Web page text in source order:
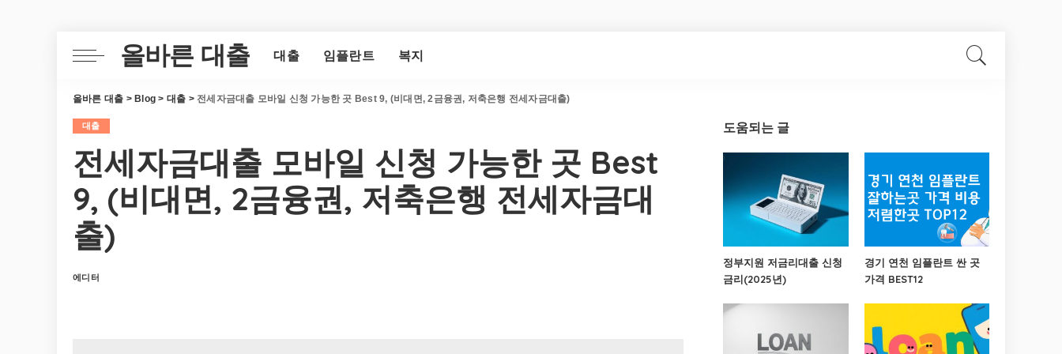
올바른 대출 대출 임플란트 복지
올바른 대출 > Blog > 대출 > 전세자금대출 모바일 신청 가능한 곳 Best 9, (비대면, 2금융권, 저축은행 전세자금대출)
대출
전세자금대출 모바일 신청 가능한 곳 Best
9, (비대면, 2금융권, 저축은행 전세자금대
출)
Posted
에디터
도움되는 글
정부지원 저금리대출 신청
금리(2025년)
경기 연천 임플란트 싼 곳
가격 BEST12